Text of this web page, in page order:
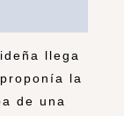
llega
la
de una